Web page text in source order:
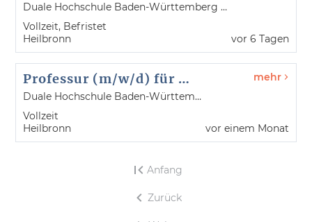
Duale Hochschule Baden-Württemberg Heilbronn
Vollzeit, Befristet
Heilbronn
vor 6 Tagen
Professur (m/w/d) für Medizintechnische Wissenschaften
Duale Hochschule Baden-Württemberg Heilbronn
Vollzeit
Heilbronn
mehr
vor einem Monat
Anfang
Zurück